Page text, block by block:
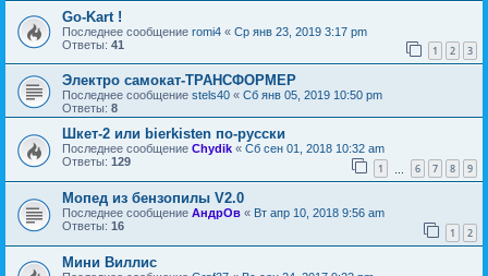
Go-Kart !
Последнее сообщение romi4 « Ср янв 23, 2019 3:17 pm
Ответы: 41 1 2 3
Электро самокат-ТРАНСФОРМЕР
Последнее сообщение stels40 « Сб янв 05, 2019 10:50 pm
Ответы: 8
Шкет-2 или bierkisten по-русски
Последнее сообщение Chydik « Сб сен 01, 2018 10:32 am
Ответы: 129 1 6 7 8 9
Мопед из бензопилы V2.0
Последнее сообщение АндрОв « Вт апр 10, 2018 9:56 am
Ответы: 16 1 2
Мини Виллис